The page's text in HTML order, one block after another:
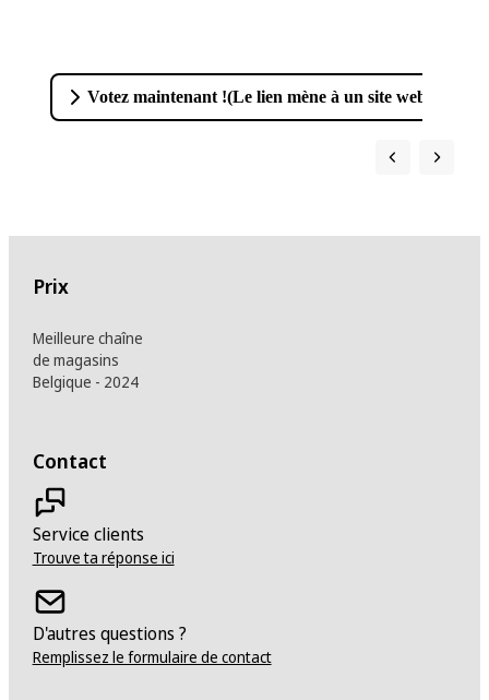
Votez maintenant !(Le lien mène à un site web
Prix
Meilleure chaîne
de magasins
Belgique - 2024
Contact
Service clients
Trouve ta réponse ici
D'autres questions ?
Remplissez le formulaire de contact